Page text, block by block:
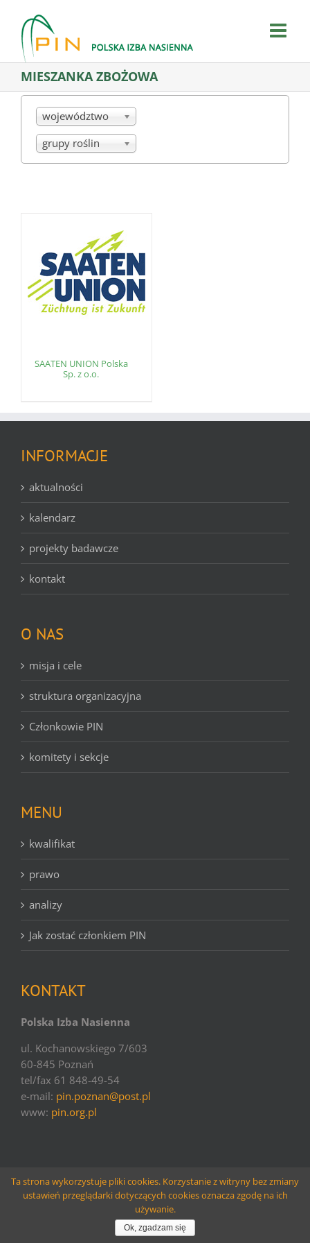
content
MIESZANKA ZBOŻOWA
województwo
grupy roślin
SAATEN UNION Polska
Sp. z o.o.
INFORMACJE
aktualności
kalendarz
projekty badawcze
kontakt
O NAS
misja i cele
struktura organizacyjna
Członkowie PIN
komitety i sekcje
MENU
kwalifikat
prawo
analizy
Jak zostać członkiem PIN
KONTAKT
Polska Izba Nasienna
ul. Kochanowskiego 7/603
60-845 Poznań
tel/fax 61 848-49-54
e-mail: pin.poznan@post.pl
www: pin.org.pl
© copyright PIN | 2016 | websolutionsLarido
Facebook
Email
Ta strona wykorzystuje pliki cookies. Korzystanie z witryny bez zmiany
ustawień przeglądarki dotyczących cookies oznacza zgodę na ich
używanie.
Ok, zgadzam się